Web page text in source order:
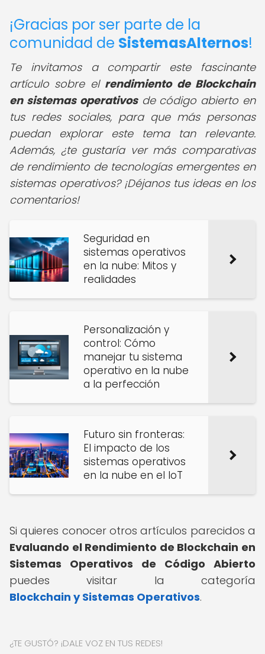
¡Gracias por ser parte de la
comunidad de SistemasAlternos!
Te invitamos a compartir este fascinante
artículo sobre el rendimiento de Blockchain
en sistemas operativosde código abierto en
tus redes sociales, para que más personas
puedan explorar este tema tan relevante.
Además, ¿te gustaría ver más comparativas
de rendimiento de tecnologías emergentes en
sistemas operativos? ¡Déjanos tus ideas en los
comentarios!
Seguridad en
sistemas operativos
en la nube: Mitos y
realidades
Personalización y
control: Cómo
manejar tu sistema
operativo en la nube
a la perfección
Futuro sin fronteras:
El impacto de los
sistemas operativos
en la nube en el IoT
Si quieres conocer otros artículos parecidos a
Evaluando el Rendimiento de Blockchain en
Sistemas Operativos de Código Abierto
puedes visitar la categoría
Blockchain y Sistemas Operativos.
¿TE GUSTÓ? ¡DALE VOZ EN TUS REDES!